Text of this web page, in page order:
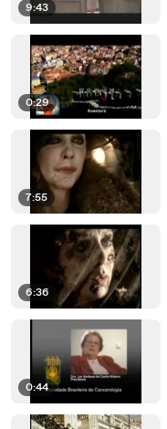
9:43
0:29
7:55
6:36
0:44